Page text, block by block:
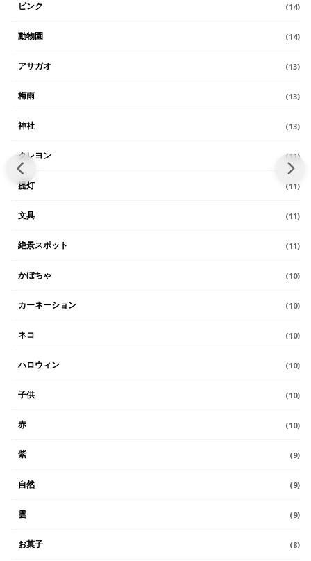
ピンク (14)
動物園 (14)
アサガオ (13)
梅雨 (13)
神社 (13)
クレヨン (11)
提灯 (11)
文具 (11)
絶景スポット (11)
かぼちゃ (10)
カーネーション (10)
ネコ (10)
ハロウィン (10)
子供 (10)
赤 (10)
紫 (9)
自然 (9)
雲 (9)
お菓子 (8)